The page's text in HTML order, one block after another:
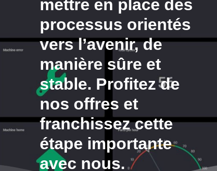
mettre en place des
processus orientés
vers l’avenir, de
manière sûre et
stable. Profitez de
nos offres et
franchissez cette
étape importante
avec nous.